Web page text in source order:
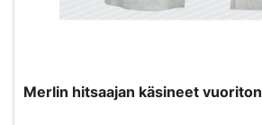
Merlin hitsaajan käsineet vuoriton